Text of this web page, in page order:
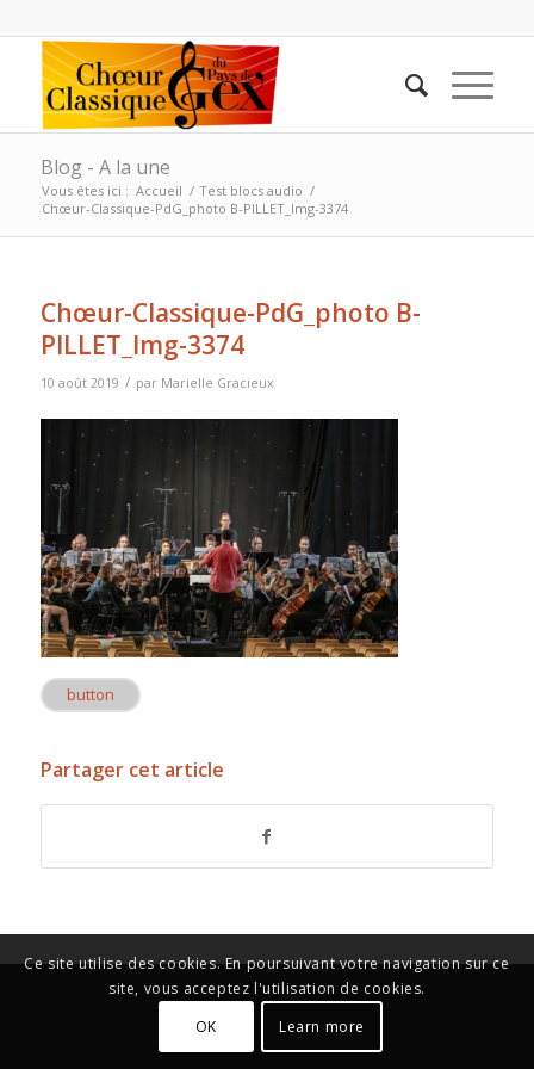
Blog - A la une
Vous êtes ici : Accueil / Test blocs audio /
Chœur-Classique-PdG_photo B-PILLET_Img-3374
Chœur-Classique-PdG_photo B-
PILLET_Img-3374
10 août 2019 / par Marielle Gracieux
button
Partager cet article
Ce site utilise des cookies. En poursuivant votre navigation sur ce
site, vous acceptez l'utilisation de cookies.
OK
Learn more